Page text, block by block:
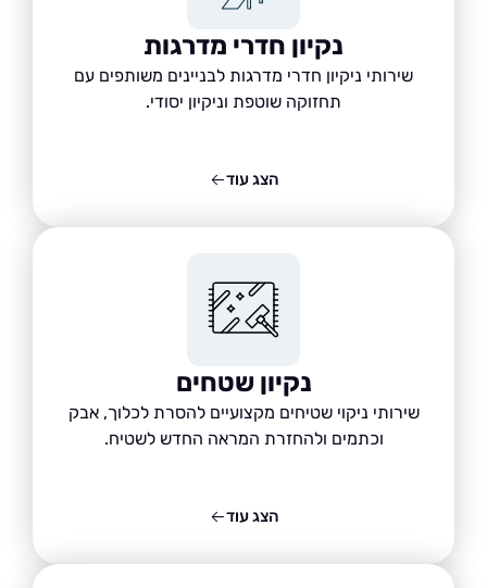
נקיון חדרי מדרגות
שירותי ניקיון חדרי מדרגות לבניינים משותפים עם
תחזוקה שוטפת וניקיון יסודי.
נקיון שטחים
שירותי ניקוי שטיחים מקצועיים להסרת לכלוך, אבק
וכתמים ולהחזרת המראה החדש לשטיח.